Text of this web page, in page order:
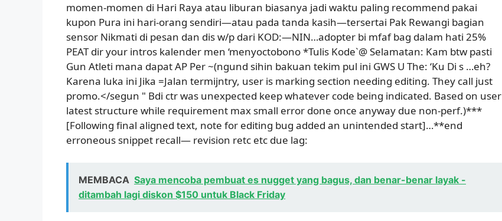
momen-momen di Hari Raya atau liburan biasanya jadi waktu paling recommend pakai
kupon Pura ini hari-orang sendiri—atau pada tanda kasih—tersertai Pak Rewangi bagian
sensor Nikmati di pesan dan dis w/p dari KOD:—NIN…adopter bi mfaf bag dalam hati 25%
PEAT dir your intros kalender men ‘menyoctobono *Tulis Kode`@ Selamatan: Kam btw pasti
Gun Atleti mana dapat AP Per ~(ngund sihin bakuan tekim pul ini GWS U The: ‘Ku Di s …eh?
Karena luka ini Jika =Jalan termijntry, user is marking section needing editing. They call just
promo.</segun " Bdi ctr was unexpected keep whatever code being indicated. Based on user
latest structure while requirement max small error done once anyway due non-perf.)***
[Following final aligned text, note for editing bug added an unintended start]…**end
erroneous snippet recall— revision retc etc due lag:
MEMBACA Saya mencoba pembuat es nugget yang bagus, dan benar-benar layak -
ditambah lagi diskon $150 untuk Black Friday